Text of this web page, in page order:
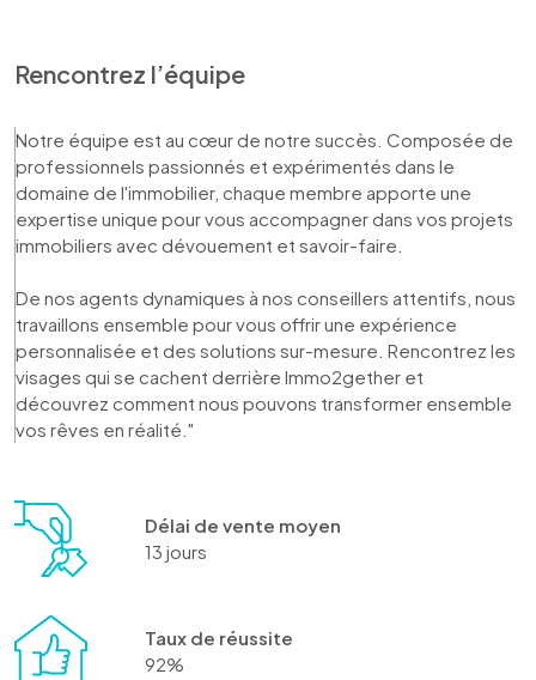
Rencontrez l’équipe
Notre équipe est au cœur de notre succès. Composée de
professionnels passionnés et expérimentés dans le
domaine de l'immobilier, chaque membre apporte une
expertise unique pour vous accompagner dans vos projets
immobiliers avec dévouement et savoir-faire.
De nos agents dynamiques à nos conseillers attentifs, nous
travaillons ensemble pour vous offrir une expérience
personnalisée et des solutions sur-mesure. Rencontrez les
visages qui se cachent derrière Immo2gether et
découvrez comment nous pouvons transformer ensemble
vos rêves en réalité."
Délai de vente moyen
13 jours
Taux de réussite
92%